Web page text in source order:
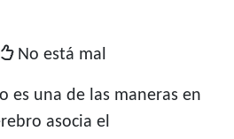
No está mal
es una de las maneras en
asocia el